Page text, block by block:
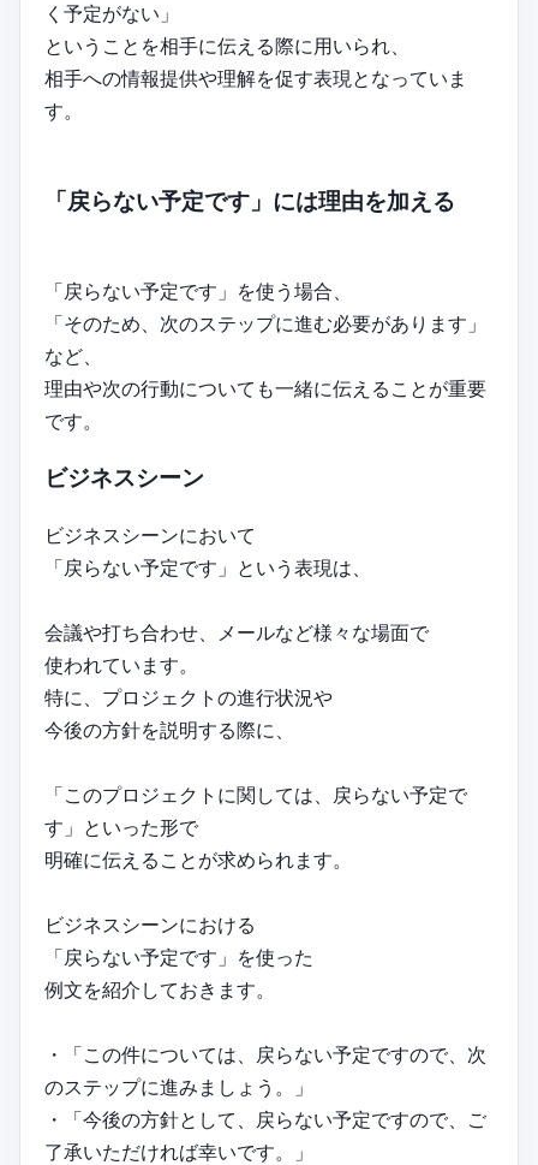
く予定がない」
ということを相手に伝える際に用いられ、
相手への情報提供や理解を促す表現となっていま
す。
「戻らない予定です」には理由を加える
「戻らない予定です」を使う場合、
「そのため、次のステップに進む必要があります」
など、
理由や次の行動についても一緒に伝えることが重要
です。
ビジネスシーン
ビジネスシーンにおいて
「戻らない予定です」という表現は、
会議や打ち合わせ、メールなど様々な場面で
使われています。
特に、プロジェクトの進行状況や
今後の方針を説明する際に、
「このプロジェクトに関しては、戻らない予定で
す」といった形で
明確に伝えることが求められます。
ビジネスシーンにおける
「戻らない予定です」を使った
例文を紹介しておきます。
・「この件については、戻らない予定ですので、次
のステップに進みましょう。」
・「今後の方針として、戻らない予定ですので、ご
了承いただければ幸いです。」